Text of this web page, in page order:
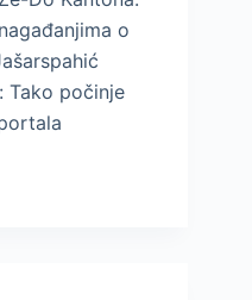
o
Tako počinje